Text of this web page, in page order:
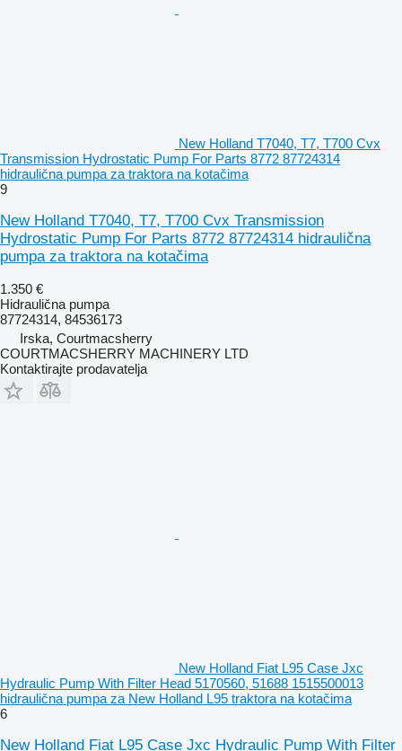
New Holland T7040, T7, T700 Cvx
Transmission Hydrostatic Pump For Parts 8772 87724314
hidraulična pumpa za traktora na kotačima
9
New Holland T7040, T7, T700 Cvx Transmission
Hydrostatic Pump For Parts 8772 87724314 hidraulična
pumpa za traktora na kotačima
1.350 €
Hidraulična pumpa
87724314, 84536173
Irska, Courtmacsherry
COURTMACSHERRY MACHINERY LTD
Kontaktirajte prodavatelja
New Holland Fiat L95 Case Jxc
Hydraulic Pump With Filter Head 5170560, 51688 1515500013
hidraulična pumpa za New Holland L95 traktora na kotačima
6
New Holland Fiat L95 Case Jxc Hydraulic Pump With Filter